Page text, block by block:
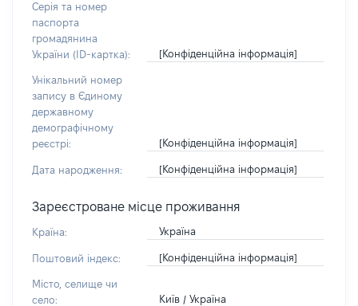
Серія та номер
паспорта
громадянина
України (ID-картка):
[Конфіденційна інформація]
Унікальний номер
запису в Єдиному
державному
демографічному
реєстрі:
[Конфіденційна інформація]
Дата народження: [Конфіденційна інформація]
Зареєстроване місце проживання
Країна: Україна
Поштовий індекс: [Конфіденційна інформація]
Місто, селище чи
село:
Київ / Україна